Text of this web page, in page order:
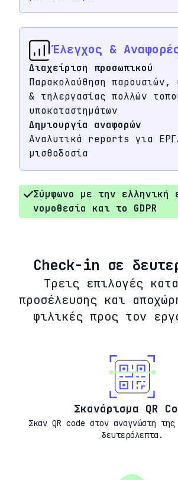
Έλεγχος &
Διαχείριση προσωπικού
Παρακολούθηση παρουσιών,
& τηλεργασίας πολλών
υποκαταστημάτων
Δημιουργία αναφορών
Αναλυτικά reports για
μισθοδοσία
Σύμφωνο με την ελληνική
νομοθεσία και το GDPR
Check-in σε
Τρεις επιλογές
προσέλευσης και
φιλικές προς τον
Σκανάρισμα QR
Σκαν QR code στον αναγνώστη
δευτερόλεπτα.